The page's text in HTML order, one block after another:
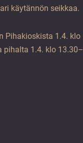
käytännön seikkaa.
Pihakioskista 1.4. klo
pihalta 1.4. klo 13.30–